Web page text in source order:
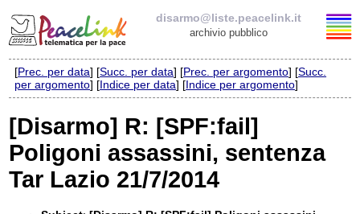
disarmo@liste.peacelink.it
archivio pubblico
Elenco delle liste
Iscrizione / Cancellazione
Policy delle liste di PeaceLink
[Prec. per data] [Succ. per data] [Prec. per argomento] [Succ.
per argomento] [Indice per data] [Indice per argomento]
[Disarmo] R: [SPF:fail]
Poligoni assassini, sentenza
Tar Lazio 21/7/2014